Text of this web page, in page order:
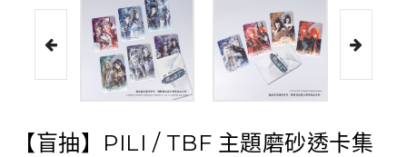
【盲抽】PILI / TBF 主題磨砂透卡集